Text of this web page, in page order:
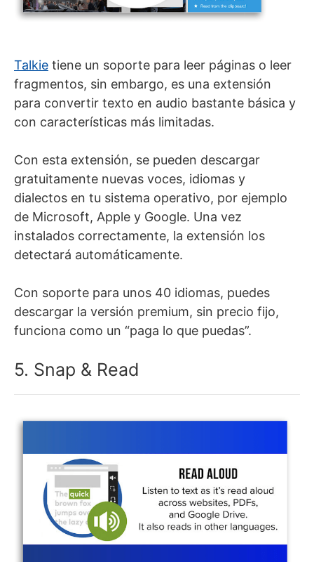
Talkie tiene un soporte para leer páginas o leer
fragmentos, sin embargo, es una extensión
para convertir texto en audio bastante básica y
con características más limitadas.
Con esta extensión, se pueden descargar
gratuitamente nuevas voces, idiomas y
dialectos en tu sistema operativo, por ejemplo
de Microsoft, Apple y Google. Una vez
instalados correctamente, la extensión los
detectará automáticamente.
Con soporte para unos 40 idiomas, puedes
descargar la versión premium, sin precio fijo,
funciona como un “paga lo que puedas”.
5. Snap & Read